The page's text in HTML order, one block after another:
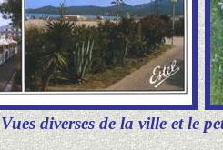
Vues diverses de la ville et le